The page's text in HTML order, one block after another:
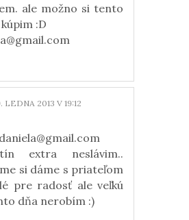
ale možno si tento
:D
LEDNA 2013 V 19:12
extra neslávim..
si dáme s priateľom
pre radosť ale veľkú
dňa nerobím :)